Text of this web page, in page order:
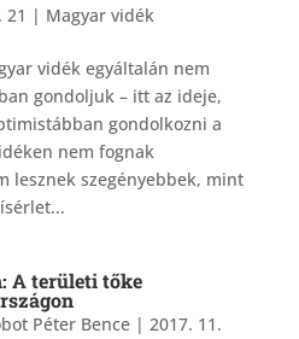
21 | Magyar vidék
vidék egyáltalán nem
gondoljuk – itt az ideje,
gondolkozni a
nem fognak
lesznek szegényebbek, mint
A területi tőke
Péter Bence| 2017. 11.